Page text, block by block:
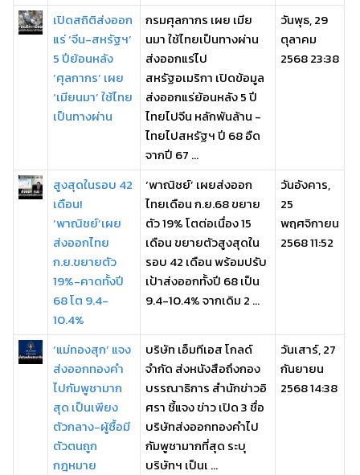
เปิดสถิติส่งออก
แร่ ‘จีน-สหรัฐฯ’
5 ปีย้อนหลัง
‘ศุลกากร’ เผย
‘เมียนมา’ ใช้ไทย
เป็นทางผ่าน
กรมศุลกากร เผย เมีย
นมา ใช้ไทยเป็นทางผ่าน
ส่งออกแร่ไป
สหรัฐอเมริกา เปิดข้อมูล
ส่งออกแร่ย้อนหลัง 5 ปี
ไทยไปจีน หลักพันล้าน -
ไทยไปสหรัฐฯ ปี 68 อืด
จากปี 67 ...
วันพุธ, 29
ตุลาคม
2568 23:38
สูงสุดในรอบ 42
เดือน!
‘พาณิชย์’เผย
ส่งออกไทย
ก.ย.ขยายตัว
19%-คาดทั้งปี
68 โต 9.4-
10.4%
‘พาณิชย์’ เผยส่งออก
ไทยเดือน ก.ย.68 ขยาย
ตัว 19% โตต่อเนื่อง 15
เดือน ขยายตัวสูงสุดใน
รอบ 42 เดือน พร้อมปรับ
เป้าส่งออกทั้งปี 68 เป็น
9.4-10.4% จากเดิม 2 ...
วันอังคาร,
25
พฤศจิกายน
2568 11:52
‘แม่ทองสุก’ แจง
ส่งออกทองคำ
ไปกัมพูชามาก
สุด เป็นเพียง
ตัวกลาง-ผู้ซื้อมี
ตัวตนถูก
กฎหมาย
บริษัท เอ็มทีเอส โกลด์
จำกัด ส่งหนังสือถึงกอง
บรรณาธิการ สำนักข่าวอิ
ศรา ชี้แจง ข่าว เปิด 3 ชื่อ
บริษัทส่งออกทองคำไป
กัมพูชามากที่สุด ระบุ
บริษัทฯ เป็นเ ...
วันเสาร์, 27
กันยายน
2568 14:38